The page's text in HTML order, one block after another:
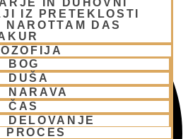
IZ PRETEKLOSTI
NAROTTAM DAS
BOG
DUŠA
NARAVA
ČAS
DELOVANJE
PROCES